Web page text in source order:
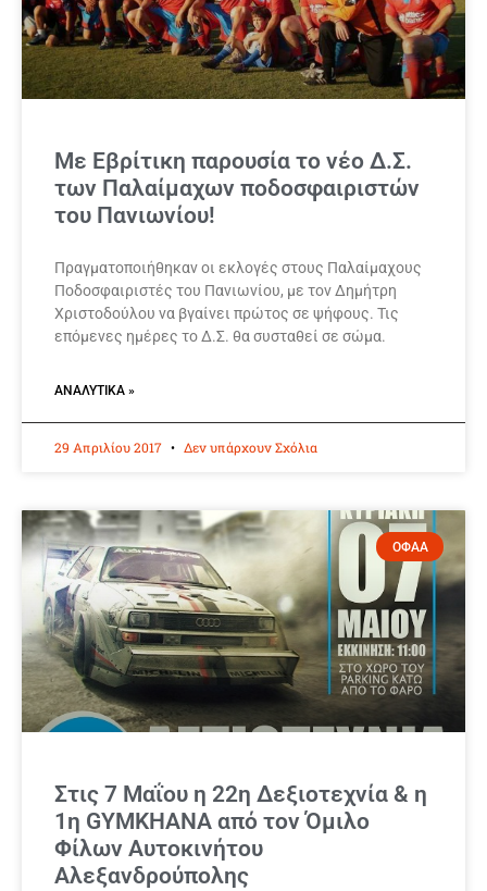
Με Εβρίτικη παρουσία το νέο Δ.Σ.
των Παλαίμαχων ποδοσφαιριστών
του Πανιωνίου!
Πραγματοποιήθηκαν οι εκλογές στους Παλαίμαχους
Ποδοσφαιριστές του Πανιωνίου, με τον Δημήτρη
Χριστοδούλου να βγαίνει πρώτος σε ψήφους. Τις
επόμενες ημέρες το Δ.Σ. θα συσταθεί σε σώμα.
ΑΝΑΛΥΤΙΚΆ »
29 Απριλίου 2017 Δεν υπάρχουν Σχόλια
ΟΦΑΑ
Στις 7 Μαΐου η 22η Δεξιοτεχνία & η
1η GYMKHANA από τον Όμιλο
Φίλων Αυτοκινήτου
Αλεξανδρούπολης